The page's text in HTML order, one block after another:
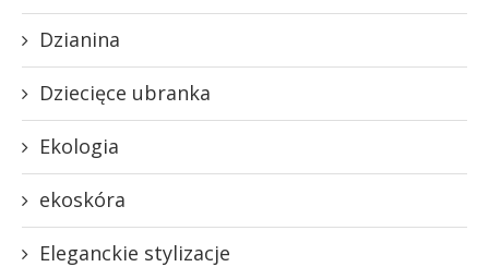
Dzianina
Dziecięce ubranka
Ekologia
ekoskóra
Eleganckie stylizacje